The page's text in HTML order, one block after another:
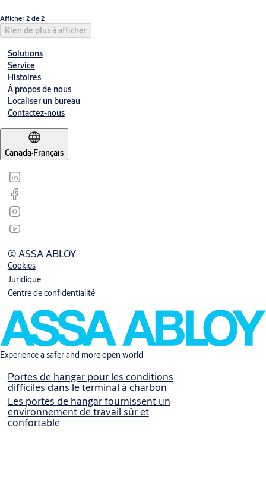
Afficher 2 de 2
Rien de plus à afficher
Solutions
Service
Histoires
À propos de nous
Localiser un bureau
Contactez-nous
Canada·Français
© ASSA ABLOY
Cookies
Juridique
Centre de confidentialité
Experience a safer and more open world
Portes de hangar pour les conditions
difficiles dans le terminal à charbon
Les portes de hangar fournissent un
environnement de travail sûr et
confortable